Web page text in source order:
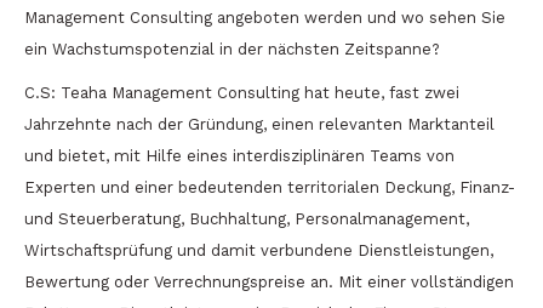
Management Consulting angeboten werden und wo sehen Sie
ein Wachstumspotenzial in der nächsten Zeitspanne?
C.S: Teaha Management Consulting hat heute, fast zwei
Jahrzehnte nach der Gründung, einen relevanten Marktanteil
und bietet, mit Hilfe eines interdisziplinären Teams von
Experten und einer bedeutenden territorialen Deckung, Finanz-
und Steuerberatung, Buchhaltung, Personalmanagement,
Wirtschaftsprüfung und damit verbundene Dienstleistungen,
Bewertung oder Verrechnungspreise an. Mit einer vollständigen